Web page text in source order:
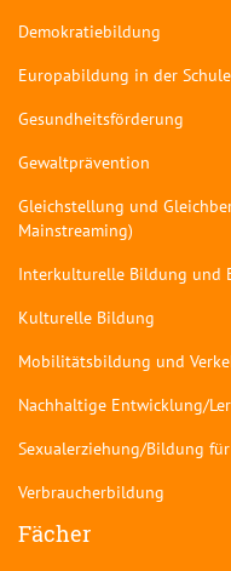
Demokratiebildung
Europabildung in der Schule
Gesundheitsförderung
Gewaltprävention
Gleichstellung und
Mainstreaming)
Interkulturelle Bildung und
Kulturelle Bildung
Mobilitätsbildung und
Nachhaltige Entwicklung/
Sexualerziehung/Bildung
Verbraucherbildung
Fächer